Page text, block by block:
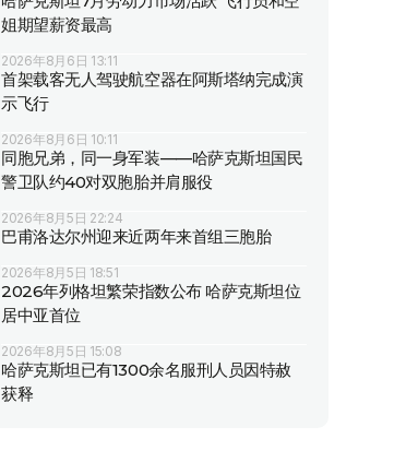
姐期望薪资最高
2026年8月6日 13:11
首架载客无人驾驶航空器在阿斯塔纳完成演
示飞行
2026年8月6日 10:11
同胞兄弟，同一身军装——哈萨克斯坦国民
警卫队约40对双胞胎并肩服役
2026年8月5日 22:24
巴甫洛达尔州迎来近两年来首组三胞胎
2026年8月5日 18:51
2026年列格坦繁荣指数公布 哈萨克斯坦位
居中亚首位
2026年8月5日 15:08
哈萨克斯坦已有1300余名服刑人员因特赦
获释